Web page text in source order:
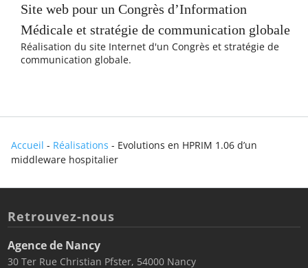
Site web pour un Congrès d’Information
Médicale et stratégie de communication globale
Réalisation du site Internet d'un Congrès et stratégie de
communication globale.
Accueil - Réalisations - Evolutions en HPRIM 1.06 d’un
middleware hospitalier
Retrouvez-nous
Agence de Nancy
30 Ter Rue Christian Pfster, 54000 Nancy